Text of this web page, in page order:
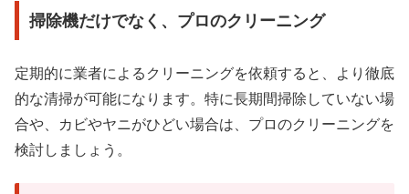
掃除機だけでなく、プロのクリーニング
定期的に業者によるクリーニングを依頼すると、より徹底
的な清掃が可能になります。特に長期間掃除していない場
合や、カビやヤニがひどい場合は、プロのクリーニングを
検討しましょう。